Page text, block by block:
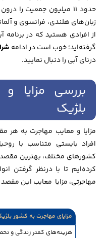
حدود 11 میلیون جمعیت
زبان‌های هلندی، فرانسوی و
از افرادی هستید که در برنامه
گرفته‌اید؛ خوب است در ادامه
درنای آبی را دنبال نمایید.
بررسی مزایا
بلژیک
مزایا و معایب مهاجرت به
افراد بایستی متناسب با
کشورهای مختلف، بهترین مقصد
کرده‌ایم تا با درنظر گرفتن
مهاجرتی، مزایا معایب این
مزایای مهاجرت به کشور
هزینه‌های کمتر زندگی و